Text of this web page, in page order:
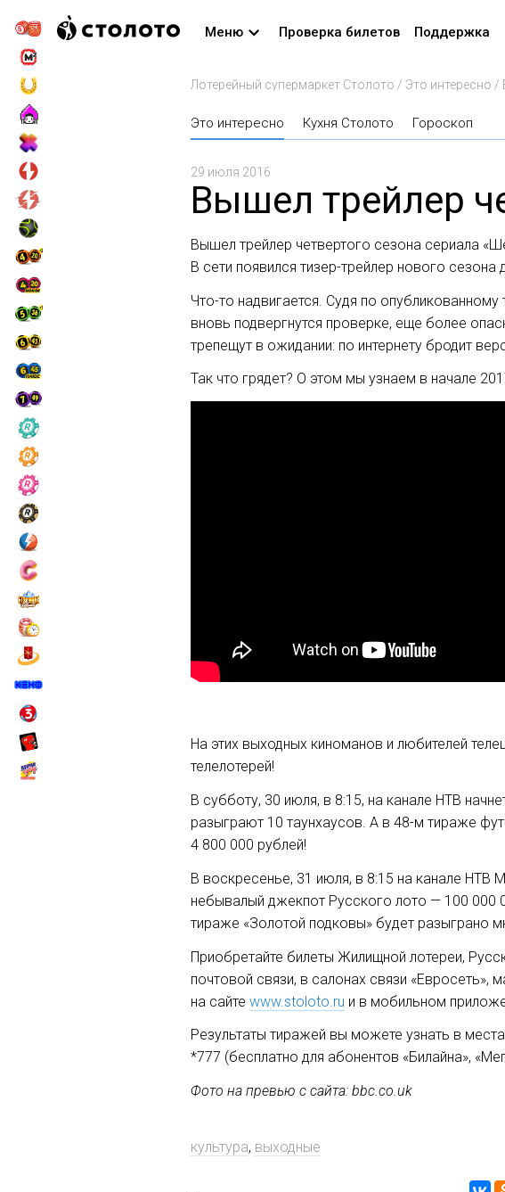
Меню Проверка билетов Поддержка
Лотерейный супермаркет Столото / Это интересно /
Это интересно Кухня Столото Гороскоп
29 июля 2016
Вышел трейлер
Вышел трейлер четвертого сезона сериала
В cети появился тизер-трейлер нового сезона
Что-то надвигается. Судя по
вновь подвергнутся проверке, еще более
трепещут в ожидании: по интернету бродит
Так что грядет? О этом мы узнаем в начале
На этих выходных киноманов и любителей
телелотерей!
В субботу, 30 июля, в 8:15, на канале НТВ
разыграют 10 таунхаусов. А в 48-м тираже
4 800 000 рублей!
В воскресенье, 31 июля, в 8:15 на канале НТВ
небывалый джекпот Русского лото — 100 000
тираже «Золотой подковы» будет разыграно
Приобретайте билеты Жилищной лотереи,
почтовой связи, в салонах связи «Евросеть»,
на сайте www.stoloto.ru и в мобильном
Результаты тиражей вы можете узнать в
*777 (бесплатно для абонентов «Билайна»,
Фото на превью с сайта: bbc.co.uk
культура, выходные